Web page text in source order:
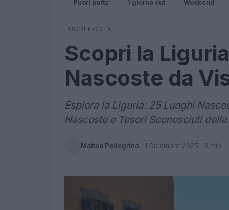
Fuori porta 1 giorno out Weekend
FUORI PORTA
Scopri la
Nascoste da
Esplora la Liguria: 25 Luoghi
Nascoste e Tesori Sconosciuti
Matteo Pellegrino · 1 Dicembre 2025 · 3 min